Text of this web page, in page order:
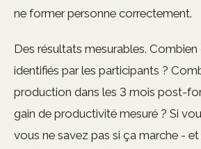
ne former personne correctement.
Des résultats mesurables.
identifiés par les participants ?
production dans les 3 mois post-
gain de productivité mesuré ? Si
vous ne savez pas si ça marche -